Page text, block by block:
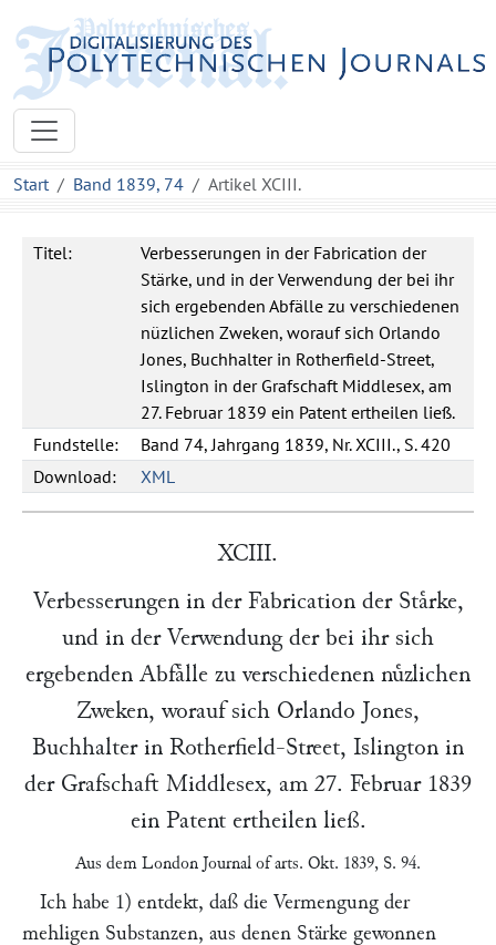
Start Band 1839, 74 Artikel XCIII.
Titel:
Verbesserungen in der Fabrication der
Stärke, und in der Verwendung der bei ihr
sich ergebenden Abfälle zu verschiedenen
nüzlichen Zweken, worauf sich Orlando
Jones, Buchhalter in Rotherfield-Street,
Islington in der Grafschaft Middlesex, am
27. Februar 1839 ein Patent ertheilen ließ.
Fundstelle:
Band 74, Jahrgang 1839, Nr. XCIII., S. 420
Download:
XML
XCIII.
Verbesserungen in der Fabrication der Staͤrke,
und in der Verwendung der bei ihr sich
ergebenden Abfaͤlle zu verschiedenen nuͤzlichen
Zweken, worauf sich Orlando Jones,
Buchhalter in Rotherfield-Street, Islington in
der Grafschaft Middlesex, am 27. Februar 1839
ein Patent ertheilen ließ.
Aus dem London Journal of arts. Okt. 1839, S. 94.
Ich habe 1) entdekt, daß die Vermengung der
mehligen Substanzen, aus denen Stärke gewonnen